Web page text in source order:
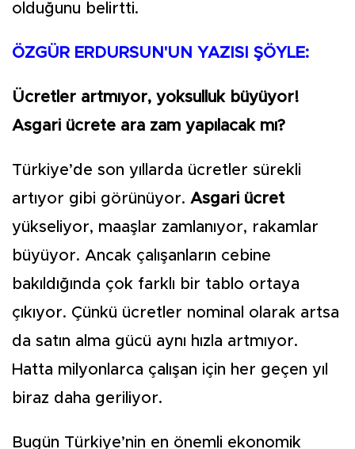
olduğunu belirtti.
ÖZGÜR ERDURSUN'UN YAZISI ŞÖYLE:
Ücretler artmıyor, yoksulluk büyüyor!
Asgari ücrete ara zam yapılacak mı?
Türkiye’de son yıllarda ücret­ler sürekli
artıyor gibi görü­nüyor. Asgari ücret
yükseliyor, maaşlar zamlanıyor, rakamlar
büyüyor. Ancak çalışanların ce­bine
bakıldığında çok farklı bir tablo ortaya
çıkıyor. Çünkü üc­retler nominal olarak artsa
da sa­tın alma gücü aynı hızla artmıyor.
Hatta milyonlarca çalışan için her geçen yıl
biraz daha geriliyor.
Bugün Türkiye’nin en önem­li ekonomik